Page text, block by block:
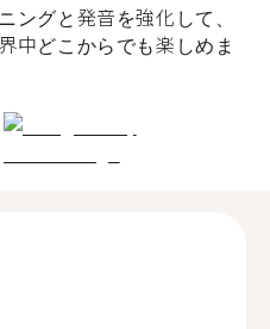
ングと発音を強化して、
中どこからでも楽しめま